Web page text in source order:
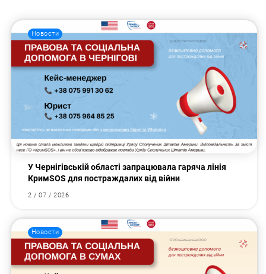
Новости
У Чернігівській області запрацювала гаряча лінія
КримSOS для постраждалих від війни
2 / 07 / 2026
Новости